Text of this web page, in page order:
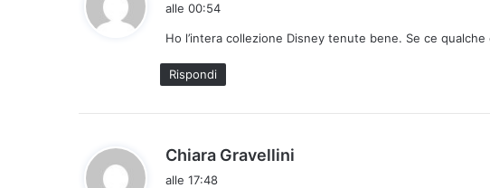
e
alle 00:54
Ho l’intera collezione Disney tenute bene. Se ce
Rispondi
Chiara Gravellini
alle 17:48